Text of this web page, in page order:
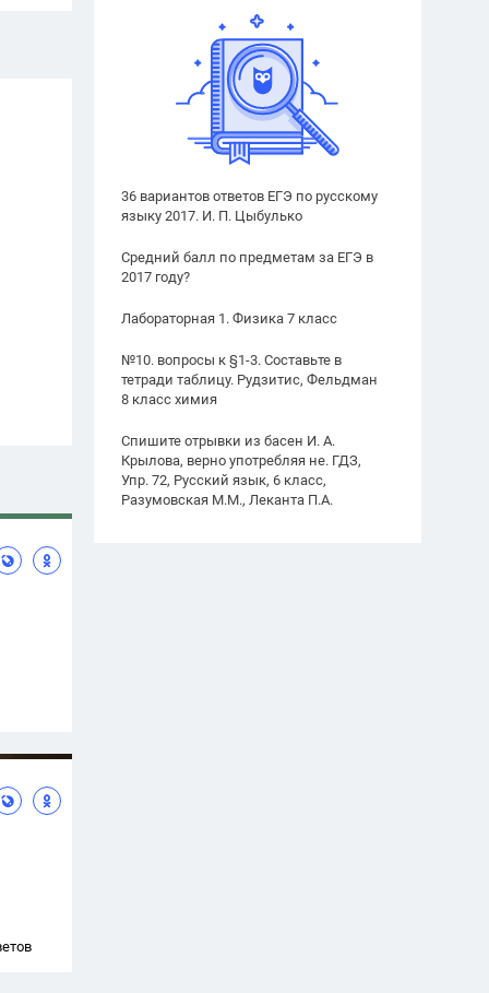
36 вариантов ответов ЕГЭ по русскому
языку 2017. И. П. Цыбулько
Средний балл по предметам за ЕГЭ в
2017 году?
Лабораторная 1. Физика 7 класс
№10. вопросы к §1-3. Составьте в
тетради таблицу. Рудзитис, Фельдман
8 класс химия
Спишите отрывки из басен И. А.
Крылова, верно употребляя не. ГДЗ,
Упр. 72, Русский язык, 6 класс,
Разумовская М.М., Леканта П.А.